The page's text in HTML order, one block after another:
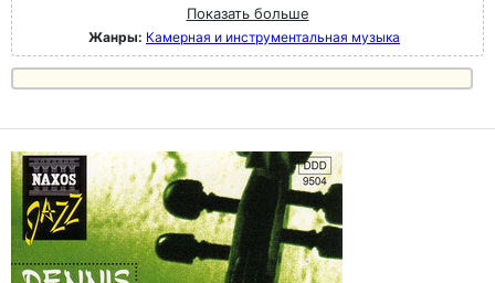
Показать больше
Жанры: Камерная и инструментальная музыка